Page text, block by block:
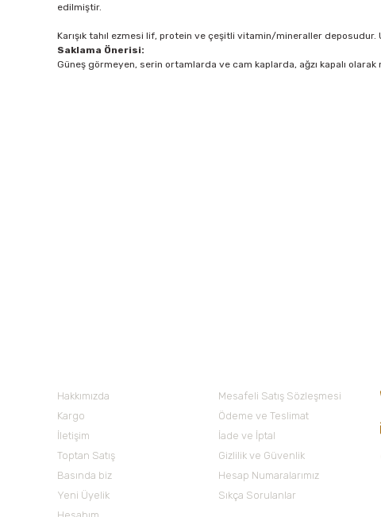
edilmiştir.
Karışık tahıl ezmesi lif, protein ve çeşitli vitamin/mineraller deposudur.
Saklama Önerisi:
Güneş görmeyen, serin ortamlarda ve cam kaplarda, ağzı kapalı
Bu ürünün fiyat bilgisi, resim, ürün açıklamalarında ve diğer
Hakkımızda
Kargo
İletişim
Toptan Satış
Basında biz
Yeni Üyelik
Mesafeli Satış Sözleşmesi
Ödeme ve Teslimat
İade ve İptal
Gizlilik ve Güvenlik
Hesap Numaralarımız
Sıkça Sorulanlar